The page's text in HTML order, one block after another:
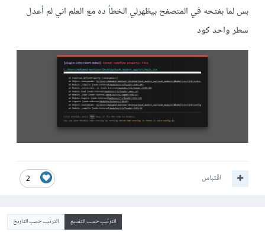
بس لما بفتحه في المتصفح بيظهرلي الخطأ ده مع العلم اني لم أعدل
سطر واحد كود
2 اقتباس
الترتيب حسب التقييم الترتيب حسب التاريخ